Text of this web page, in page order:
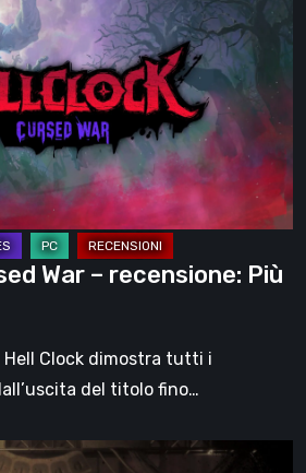
War – recensione: Più
Hell Clock dimostra tutti i
del titolo fino…